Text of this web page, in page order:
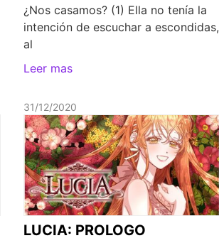
¿Nos casamos? (1) Ella no tenía la
intención de escuchar a escondidas,
al
Leer mas
31/12/2020
LUCIA: PROLOGO